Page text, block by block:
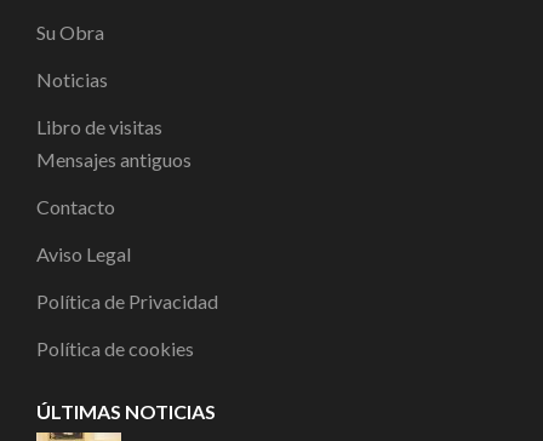
Su Obra
Noticias
Libro de visitas
Mensajes antiguos
Contacto
Aviso Legal
Política de Privacidad
Política de cookies
ÚLTIMAS NOTICIAS